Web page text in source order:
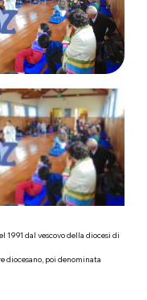
dal vescovo della diocesi di
diocesano, poi denominata